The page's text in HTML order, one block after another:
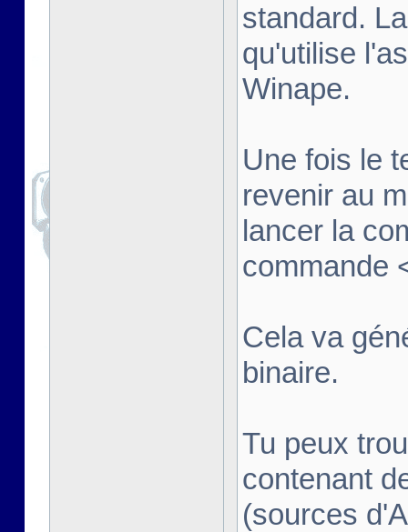
standard.
qu'utilise
Winape.
Une fois le
revenir au
lancer la
commande
Cela va
binaire.
Tu peux
contenant
(sources